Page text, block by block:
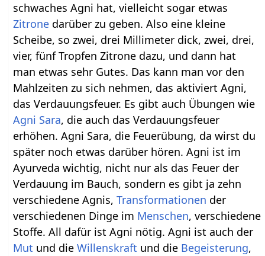
schwaches Agni hat, vielleicht sogar etwas
Zitrone darüber zu geben. Also eine kleine
Scheibe, so zwei, drei Millimeter dick, zwei, drei,
vier, fünf Tropfen Zitrone dazu, und dann hat
man etwas sehr Gutes. Das kann man vor den
Mahlzeiten zu sich nehmen, das aktiviert Agni,
das Verdauungsfeuer. Es gibt auch Übungen wie
Agni Sara, die auch das Verdauungsfeuer
erhöhen. Agni Sara, die Feuerübung, da wirst du
später noch etwas darüber hören. Agni ist im
Ayurveda wichtig, nicht nur als das Feuer der
Verdauung im Bauch, sondern es gibt ja zehn
verschiedene Agnis,Transformationen der
verschiedenen Dinge im Menschen, verschiedene
Stoffe. All dafür ist Agni nötig. Agni ist auch der
Mut und dieWillenskraft und die Begeisterung,